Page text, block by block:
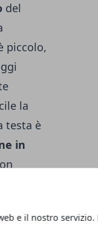
e il nostro servizio.
del
piccolo,
la
testa è
in
Inoltre,